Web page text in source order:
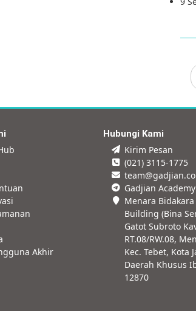
Akhir
Hubungi Kami
Kirim Pesan
(021) 3115-1775
Gadjian Academy
Menara
Building (Bina
Gatot Subroto
RT.08/RW.08,
Kec. Tebet, Kota
Daerah Khusus
12870